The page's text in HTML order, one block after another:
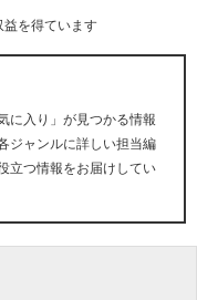
を得ています
に入り」が見つかる情報
ジャンルに詳しい担当編
立つ情報をお届けしてい